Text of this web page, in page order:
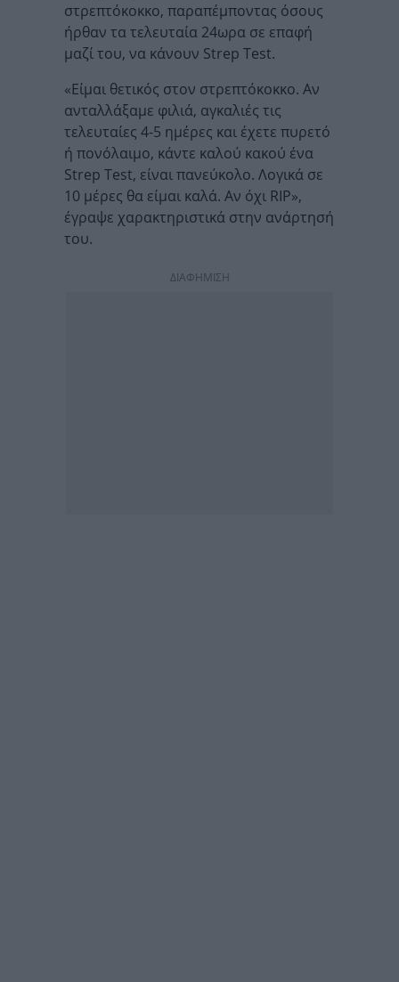
στρεπτόκοκκο, παραπέμποντας όσους
ήρθαν τα τελευταία 24ωρα σε επαφή
μαζί του, να κάνουν Strep Test.
«Είμαι θετικός στον στρεπτόκοκκο. Αν
ανταλλάξαμε φιλιά, αγκαλιές τις
τελευταίες 4-5 ημέρες και έχετε πυρετό
ή πονόλαιμο, κάντε καλού κακού ένα
Strep Test, είναι πανεύκολο. Λογικά σε
10 μέρες θα είμαι καλά. Αν όχι RIP»,
έγραψε χαρακτηριστικά στην ανάρτησή
του.
ΔΙΑΦΗΜΙΣΗ